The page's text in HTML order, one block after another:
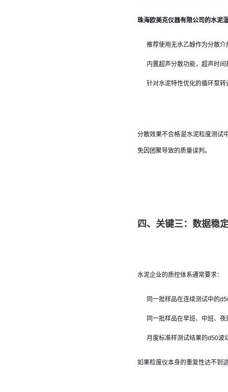
珠海欧美克仪器有限公司的水泥
推荐使用无水乙醇作为分散
内置超声分散功能，超声时
针对水泥特性优化的循环泵
分散效果不合格是水泥粒度测试
免因团聚导致的质量误判。
四、关键三：数据稳
水泥企业的质控体系通常要求：
同一批样品在连续测试中的
同一批样品在早班、中班、
月度标准样测试结果的d50波
如果粒度仪本身的重复性达不到